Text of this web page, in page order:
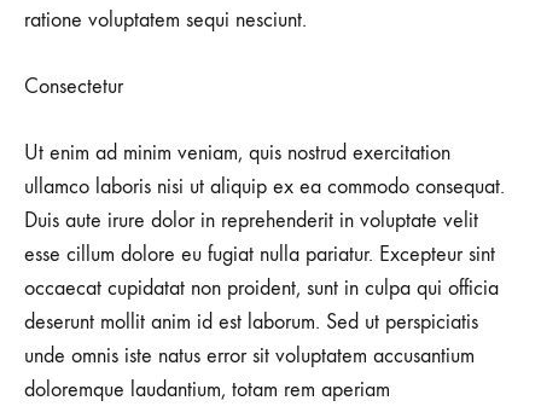
ratione voluptatem sequi nesciunt.
Consectetur
Ut enim ad minim veniam, quis nostrud exercitation
ullamco laboris nisi ut aliquip ex ea commodo consequat.
Duis aute irure dolor in reprehenderit in voluptate velit
esse cillum dolore eu fugiat nulla pariatur. Excepteur sint
occaecat cupidatat non proident, sunt in culpa qui officia
deserunt mollit anim id est laborum. Sed ut perspiciatis
unde omnis iste natus error sit voluptatem accusantium
doloremque laudantium, totam rem aperiam